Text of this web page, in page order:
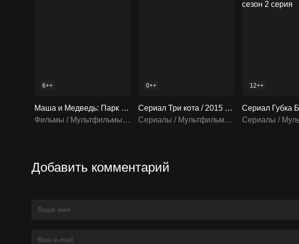
6++
Маша и Медведь: Парк Чудес / 2024 смотреть онлайн
Фильмы / Мультфильмы / Мультсериалы
0++
Сериал Три кота / 2015 смотреть онлайн 6 сезон 261 серия
Сериалы / Мультфильмы / Мультсериалы
12++
Добавить комментарий